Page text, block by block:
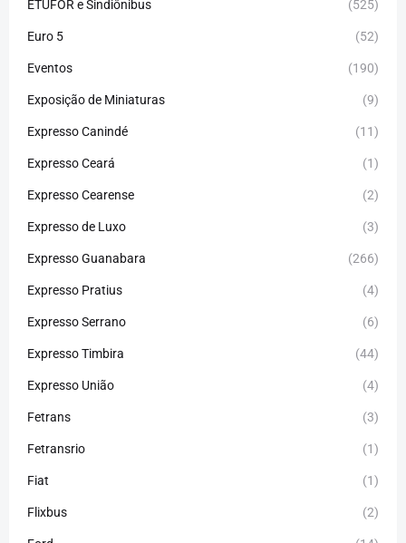
ETUFOR e Sindiônibus (525)
Euro 5 (52)
Eventos (190)
Exposição de Miniaturas (9)
Expresso Canindé (11)
Expresso Ceará (1)
Expresso Cearense (2)
Expresso de Luxo (3)
Expresso Guanabara (266)
Expresso Pratius (4)
Expresso Serrano (6)
Expresso Timbira (44)
Expresso União (4)
Fetrans (3)
Fetransrio (1)
Fiat (1)
Flixbus (2)